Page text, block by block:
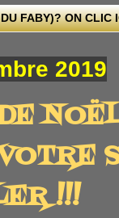
FABY)? ON CLIC
2019
!!!